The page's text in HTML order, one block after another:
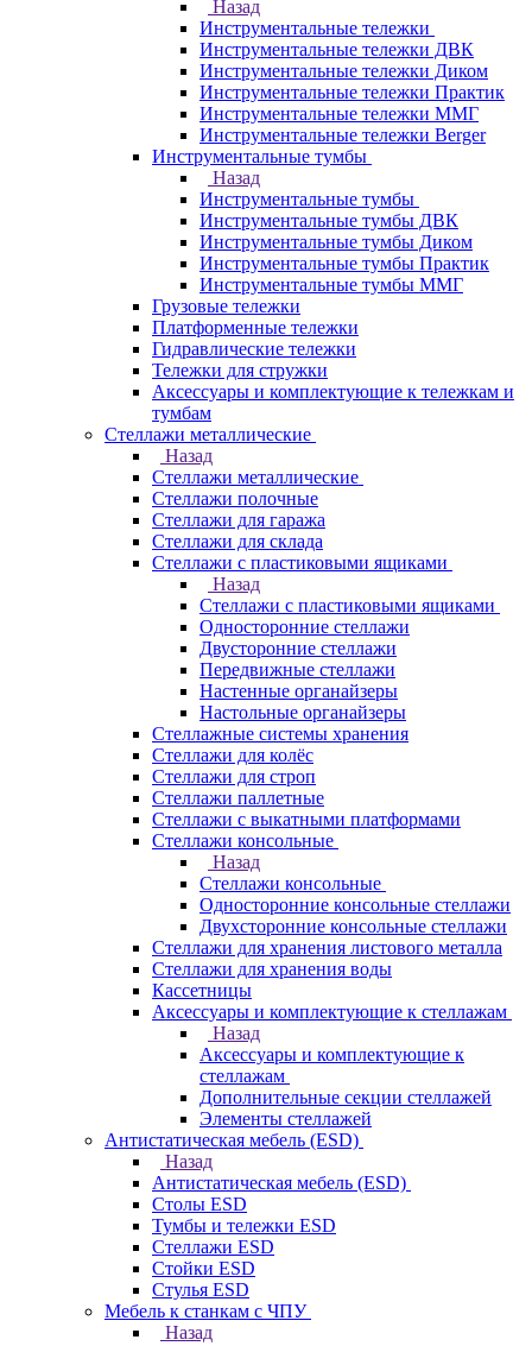
Назад
Инструментальные тележки
Инструментальные тележки ДВК
Инструментальные тележки Диком
Инструментальные тележки Практик
Инструментальные тележки ММГ
Инструментальные тележки Berger
Инструментальные тумбы
Назад
Инструментальные тумбы
Инструментальные тумбы ДВК
Инструментальные тумбы Диком
Инструментальные тумбы Практик
Инструментальные тумбы ММГ
Грузовые тележки
Платформенные тележки
Гидравлические тележки
Тележки для стружки
Аксесcуары и комплектующие к тележкам и
тумбам
Стеллажи металлические
Назад
Стеллажи металлические
Стеллажи полочные
Стеллажи для гаража
Стеллажи для склада
Стеллажи с пластиковыми ящиками
Назад
Стеллажи с пластиковыми ящиками
Односторонние стеллажи
Двусторонние стеллажи
Передвижные стеллажи
Настенные органайзеры
Настольные органайзеры
Стеллажные системы хранения
Стеллажи для колёс
Стеллажи для строп
Стеллажи паллетные
Стеллажи с выкатными платформами
Стеллажи консольные
Назад
Стеллажи консольные
Односторонние консольные стеллажи
Двухсторонние консольные стеллажи
Стеллажи для хранения листового металла
Стеллажи для хранения воды
Кассетницы
Аксесcуары и комплектующие к стеллажам
Назад
Аксесcуары и комплектующие к
стеллажам
Дополнительные секции стеллажей
Элементы стеллажей
Антистатическая мебель (ESD)
Назад
Антистатическая мебель (ESD)
Столы ESD
Тумбы и тележки ESD
Стеллажи ESD
Стойки ESD
Стулья ESD
Мебель к станкам с ЧПУ
Назад